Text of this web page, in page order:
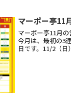
マーポー亭11
マーポー亭11月の
今月は、最初の3
日です。11/2（日